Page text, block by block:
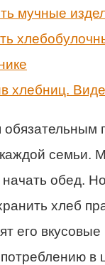
мучные
хлебниц.
обязательным
семьи.
обед.
хлеб
его вкусовые
потреблению в